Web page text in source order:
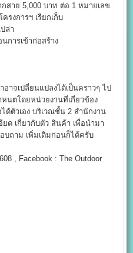
สาย 5,000 บาท ต่อ 1 หมายเลข
รงการฯ เรียกเก็บ
ล่า
การเข้าก่อสร้าง
าจเปลี่ยนแปลงได้เป็นคราวๆ ไป
นตโดยหน่วยงานที่เกี่ยวข้อง
ด้ตัวเอง บริเวณชั้น 2 สำนักงาน
ยด เกี่ยวกับตัว สินค้า เพื่อนำมา
บถาม เพิ่มเติมก่อนก็ได้ครับ
, Facebook : The Outdoor